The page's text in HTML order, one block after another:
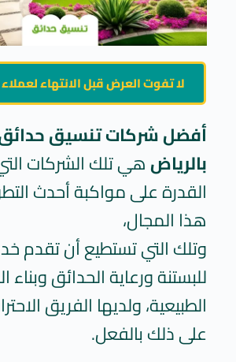
لا تفوت العرض قبل الانتهاء
أفضل شركات تنسيق
بالرياضهي تلك الشركات
القدرة على مواكبة أحدث
هذا المجال،
وتلك التي تستطيع أن تقدم
للبستنة ورعاية الحدائق وبناء
الطبيعية، ولديها الفريق
على ذلك بالفعل.